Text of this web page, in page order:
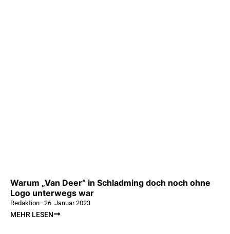
Warum „Van Deer“ in Schladming doch noch ohne
Logo unterwegs war
Redaktion–26. Januar 2023
MEHR LESEN